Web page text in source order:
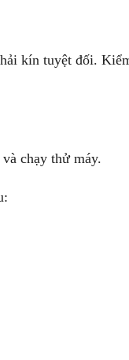
kín tuyệt đối.
chạy thử máy.